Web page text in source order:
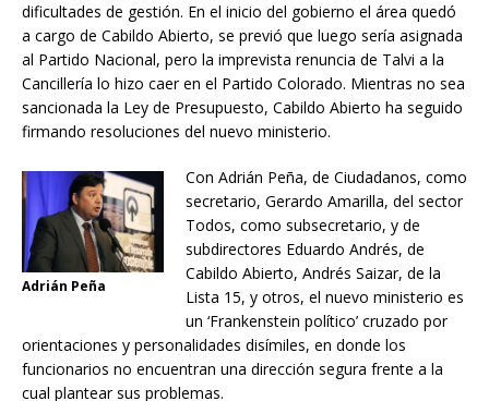
dificultades de gestión. En el inicio del gobierno el área quedó
a cargo de Cabildo Abierto, se previó que luego sería asignada
al Partido Nacional, pero la imprevista renuncia de Talvi a la
Cancillería lo hizo caer en el Partido Colorado. Mientras no sea
sancionada la Ley de Presupuesto, Cabildo Abierto ha seguido
firmando resoluciones del nuevo ministerio.
Adrián Peña
Con Adrián Peña, de Ciudadanos, como
secretario, Gerardo Amarilla, del sector
Todos, como subsecretario, y de
subdirectores Eduardo Andrés, de
Cabildo Abierto, Andrés Saizar, de la
Lista 15, y otros, el nuevo ministerio es
un ‘Frankenstein político’ cruzado por
orientaciones y personalidades disímiles, en donde los
funcionarios no encuentran una dirección segura frente a la
cual plantear sus problemas.